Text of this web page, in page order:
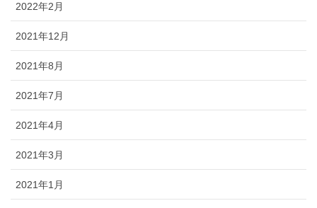
2022年2月
2021年12月
2021年8月
2021年7月
2021年4月
2021年3月
2021年1月